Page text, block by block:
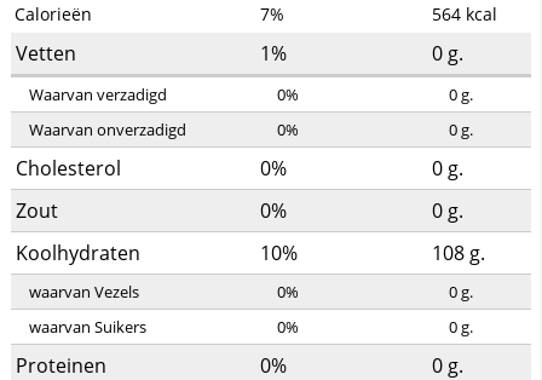
Calorieën 7% 564 kcal
Vetten 1% 0 g.
Waarvan verzadigd 0% 0g.
Waarvan onverzadigd
0% 0g.
Cholesterol 0% 0 g.
Zout
0% 0 g.
Koolhydraten
10% 108 g.
waarvan Vezels 0% 0g.
waarvan Suikers
0% 0g.
Proteinen 0% 0 g.